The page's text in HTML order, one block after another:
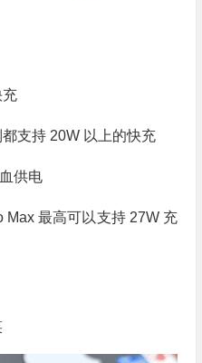
充
支持 20W 以上的快充
供电
Max 最高可以支持 27W 充